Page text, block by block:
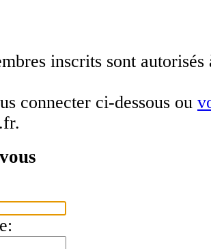
inscrits sont autorisés
connecter ci-dessous ou